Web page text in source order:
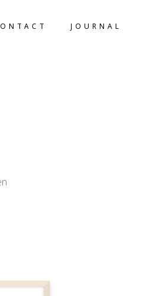
JOURNAL